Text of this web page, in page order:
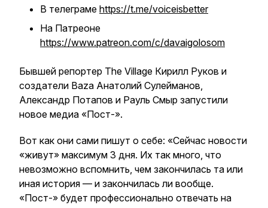
В телеграме https://t.me/voiceisbetter
На Патреоне
https://www.patreon.com/c/davaigolosom
Бывшей репортер The Village Кирилл Руков и
создатели Baza Анатолий Сулейманов,
Александр Потапов и Рауль Смыр запустили
новое медиа «Пост-».
Вот как они сами пишут о себе: «Сейчас новости
«живут» максимум 3 дня. Их так много, что
невозможно вспомнить, чем закончилась та или
иная история — и закончилась ли вообще.
«Пост-» будет профессионально отвечать на